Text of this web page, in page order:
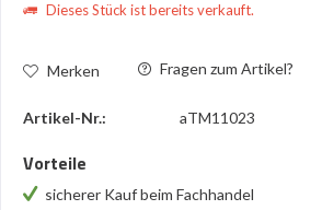
Dieses Stück ist bereits verkauft.
Merken Fragen zum Artikel?
Artikel-Nr.: aTM11023
Vorteile
sicherer Kauf beim Fachhandel